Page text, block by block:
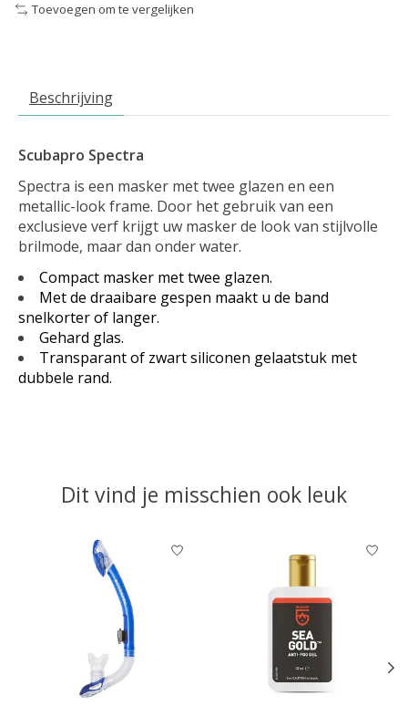
Toevoegen om te vergelijken
Beschrijving
Scubapro Spectra
Spectra is een masker met twee glazen en een
metallic-look frame. Door het gebruik van een
exclusieve verf krijgt uw masker de look van stijlvolle
brilmode, maar dan onder water.
Compact masker met twee glazen.
Met de draaibare gespen maakt u de band
snelkorter of langer.
Gehard glas.
Transparant of zwart siliconen gelaatstuk met
dubbele rand.
Dit vind je misschien ook leuk
Items van productcarrousel